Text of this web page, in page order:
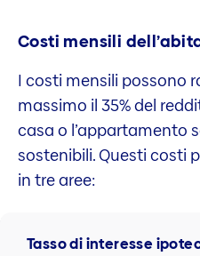
Costi mensili
I costi mensili possono
massimo il 35% del
casa o l’appartamento
sostenibili. Questi costi
in tre aree:
Tasso di interesse